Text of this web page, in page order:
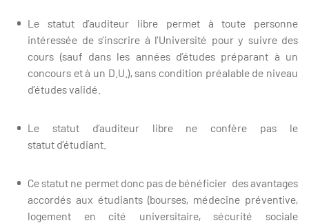
Le statut d’auditeur libre permet à toute personne
intéressée de s’inscrire à l’Université pour y suivre des
cours (sauf dans les années d’études préparant à un
concours et à un D.U.), sans condition préalable de niveau
d’études validé.
Le statut d’auditeur libre ne confère pas le
statut d’étudiant.
Ce statut ne permet donc pas de bénéficier des avantages
accordés aux étudiants (bourses, médecine préventive,
logement en cité universitaire, sécurité sociale